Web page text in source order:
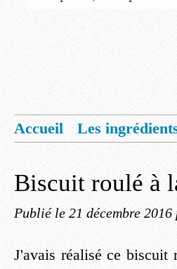
Accueil
Les
Biscuit roulé à
Publié le 21 décembre 2016
J'avais réalisé ce biscuit